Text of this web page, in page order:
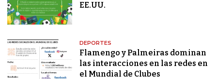
EE.UU.
DEPORTES
Flamengo y Palmeiras dominan
las interacciones en las redes en
el Mundial de Clubes